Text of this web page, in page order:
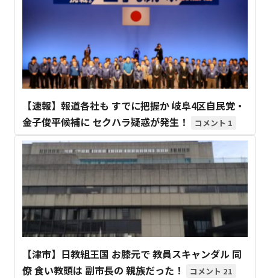
【速報】報道各社も すでに把握か 岐阜4区自民党・
金子俊平候補に セクハラ疑惑が発生！
1
【津市】日教組王国 お膝元で 教員スキャンダル 同
僚 食い教頭は 副市長の 親族だった！
21